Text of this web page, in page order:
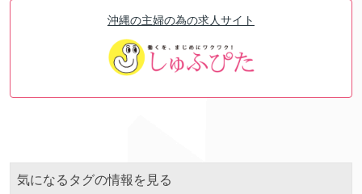
沖縄の主婦の為の求人サイト
気になるタグの情報を見る